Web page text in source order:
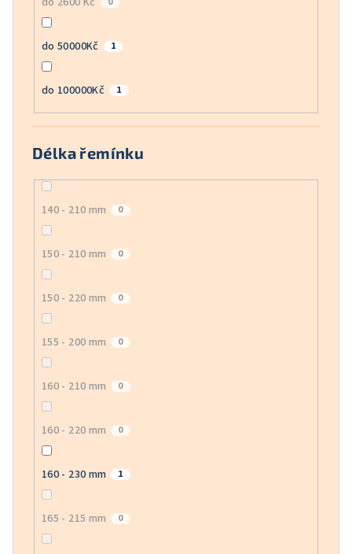
do 50000Kč 1
do 100000Kč 1
Délka řemínku
140 - 210 mm 0
150 - 210 mm 0
150 - 220 mm 0
155 - 200 mm 0
160 - 210 mm 0
160 - 220 mm 0
160 - 230 mm 1
165 - 215 mm 0